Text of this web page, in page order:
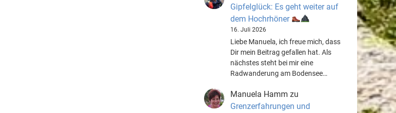
Gipfelglück: Es geht weiter auf
dem Hochrhöner
16. Juli 2026
Liebe Manuela, ich freue mich, dass
Dir mein Beitrag gefallen hat. Als
nächstes steht bei mir eine
Radwanderung am Bodensee…
Manuela Hamm zu
Grenzerfahrungen und